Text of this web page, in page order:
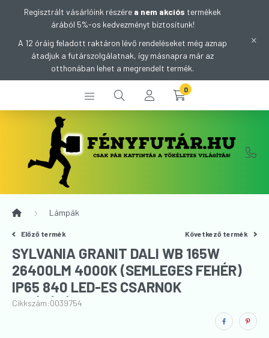
Regisztrált vásárlóink részére a nem akciós termékek
árából 5%-os kedvezményt biztosítunk!
A 12 óráig feladott raktáron lévő rendeléseket még aznap
átadjuk a futárszolgálatnak, így másnapra már az
otthonában lehet a megrendelt termék.
0
Lámpák
Előző termék Következő termék
SYLVANIA GRANIT DALI WB 165W
26400LM 4000K (SEMLEGES FEHÉR)
IP65 840 LED-ES CSARNOK
VILÁGÍTÓTEST
Cikkszám:0039754